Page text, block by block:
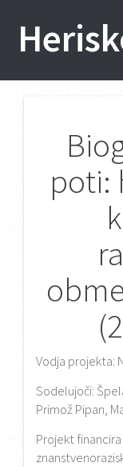
poti:
Vodja projekta:
Sodelujoči:
Primož Pipan,
Projekt
Post